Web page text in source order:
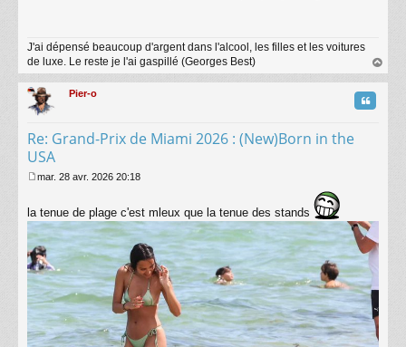
g
e
J'ai dépensé beaucoup d'argent dans l'alcool, les filles et les voitures
de luxe. Le reste je l'ai gaspillé (Georges Best)
au
Pier-o
Re: Grand-Prix de Miami 2026 : (New)Born in the
USA
Citation
s
s
a
g
e
mar. 28 avr. 2026 20:18
la tenue de plage c'est mleux que la tenue des stands